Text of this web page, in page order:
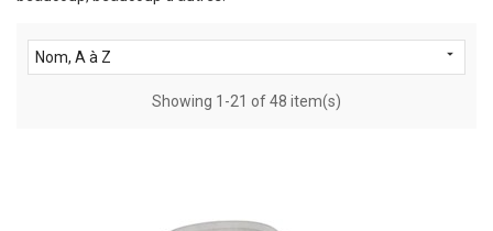
Nom, A à Z 
Showing 1-21 of 48 item(s)